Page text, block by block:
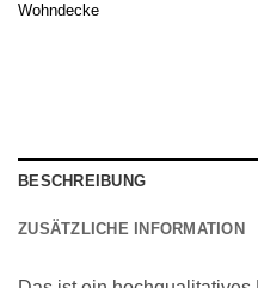
Wohndecke
BESCHREIBUNG
ZUSÄTZLICHE INFORMATION